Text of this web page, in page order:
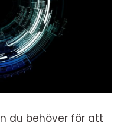
du behöver för att